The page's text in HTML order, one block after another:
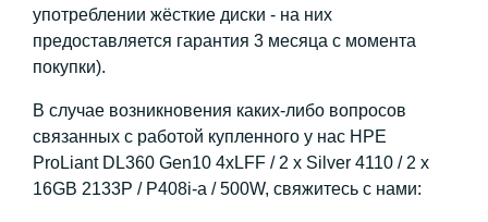
употреблении жёсткие диски - на них
предоставляется гарантия 3 месяца с момента
покупки).
В случае возникновения каких-либо вопросов
связанных с работой купленного у нас HPE
ProLiant DL360 Gen10 4xLFF / 2 x Silver 4110 / 2 x
16GB 2133P / P408i-a / 500W, свяжитесь с нами: